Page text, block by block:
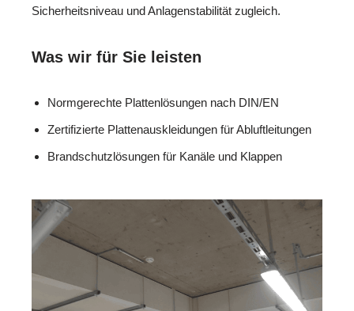
Sicherheitsniveau und Anlagenstabilität zugleich.
Was wir für Sie leisten
Normgerechte Plattenlösungen nach DIN/EN
Zertifizierte Plattenauskleidungen für Abluftleitungen
Brandschutzlösungen für Kanäle und Klappen